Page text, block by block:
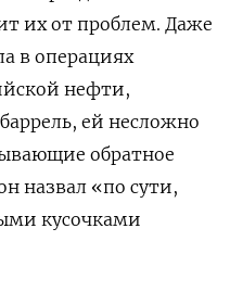
их от проблем. Даже
в операциях
нефти,
ей несложно
обратное
назвал «по сути,
кусочками